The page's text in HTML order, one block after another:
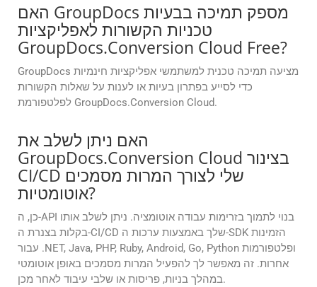
האם GroupDocs מספק תמיכה בבעיות
טכניות הקשורות לאפליקציות
GroupDocs.Conversion Cloud Free?
GroupDocs מציעה תמיכה טכנית למשתמשי אפליקציות חינמיות
כדי לסייע בפתרון בעיות או לענות על שאלות הקשורות
לפלטפורמת GroupDocs.Conversion Cloud.
האם ניתן לשלב את
GroupDocs.Conversion Cloud בצינור
CI/CD שלי לצורך המרות מסמכים
אוטומטיות?
כן, ה-API בנוי לתמוך בזרימות עבודה אוטומציה. ניתן לשלב אותו
בקלות בצנרת ה-CI/CD שלך באמצעות ערכות ה-SDK הזמינות
עבור .NET, Java, PHP, Ruby, Android, Go, Python ופלטפורמות
אחרות. זה מאפשר לך להפעיל המרות מסמכים באופן אוטומטי
במהלך בניות, פריסות או שלבי עיבוד לאחר מכן.